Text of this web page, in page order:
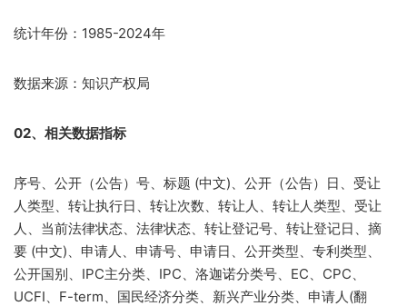
统计年份：1985-2024年
数据来源：知识产权局
02、相关数据指标
序号、公开（公告）号、标题 (中文)、公开（公告）日、受让
人类型、转让执行日、转让次数、转让人、转让人类型、受让
人、当前法律状态、法律状态、转让登记号、转让登记日、摘
要 (中文)、申请人、申请号、申请日、公开类型、专利类型、
公开国别、IPC主分类、IPC、洛迦诺分类号、EC、CPC、
UCFI、F-term、国民经济分类、新兴产业分类、申请人(翻